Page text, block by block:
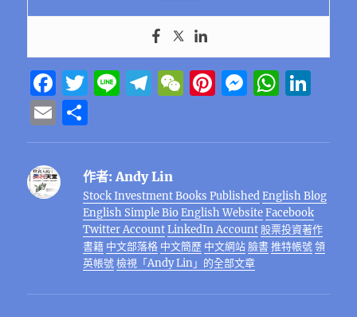
F
a
c
b
T
it
r
Li
e
T
e
r
a
m
W
C
at
Pi
te
st
M
ss
n
g
er
W
at
A
p
p
k
d
I
n
E
m
ai
l
享
作者:Andy Lin
Stock Investment Books Published English Blog
English Simple Bio English Website Facebook
Twitter Account LinkedIn Account 股票投資著作
書籍 中文部落格 中文簡歷 中文網站 臉書 推特帳號 領
英帳號 檢視「Andy Lin」的全部文章